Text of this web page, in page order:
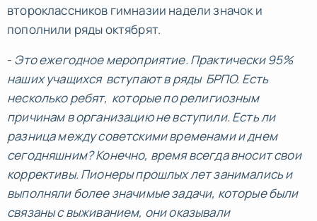
второклассников гимназии надели значок и
пополнили ряды октябрят.
- Это ежегодное мероприятие. Практически 95%
наших учащихся вступают в ряды БРПО. Есть
несколько ребят, которые по религиозным
причинам в организацию не вступили. Есть ли
разница между советскими временами и днем
сегодняшним? Конечно, время всегда вносит свои
коррективы. Пионеры прошлых лет занимались и
выполняли более значимые задачи, которые были
связаны с выживанием, они оказывали